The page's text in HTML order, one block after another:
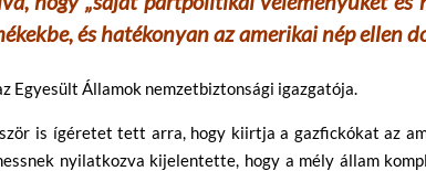
és hatékonyan az amerikai nép ellen
Egyesült Államok nemzetbiztonsági igazgatója.
is ígéretet tett arra, hogy kiirtja a gazfickókat az
nyilatkozva kijelentette, hogy a mély állam